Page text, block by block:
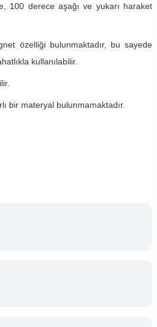
100 derece aşağı ve yukarı haraket
özelliği bulunmaktadır, bu sayede
kullanılabilir.
bir materyal bulunmamaktadır.